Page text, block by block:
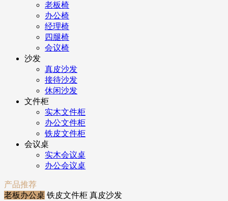
老板椅
办公椅
经理椅
四腿椅
会议椅
沙发
真皮沙发
接待沙发
休闲沙发
文件柜
实木文件柜
办公文件柜
铁皮文件柜
会议桌
实木会议桌
办公会议桌
产品推荐
老板办公桌 铁皮文件柜 真皮沙发